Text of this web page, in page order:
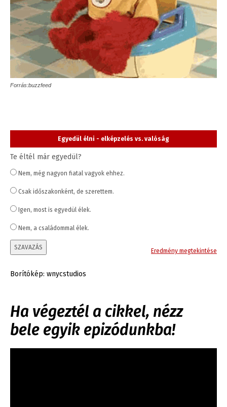
Forrás:buzzfeed
Egyedül élni - elképzelés vs. valóság
Te éltél már egyedül?
Nem, még nagyon fiatal vagyok ehhez.
Csak időszakonként, de szerettem.
Igen, most is egyedül élek.
Nem, a családommal élek.
SZAVAZÁS Eredmény megtekintése
Borítókép: wnycstudios
Ha végeztél a cikkel, nézz
bele egyik epizódunkba!